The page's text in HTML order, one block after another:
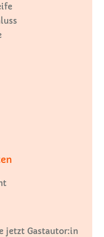
jetzt Gastautor:in